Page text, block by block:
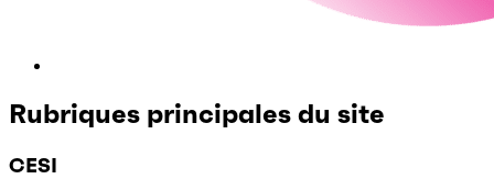
Rubriques principales du site
CESI